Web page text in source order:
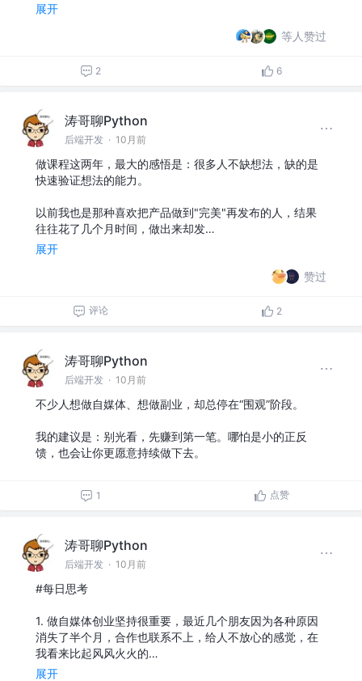
展开
等人赞过
2 6
涛哥聊Python
后端开发 · 10月前
做课程这两年，最大的感悟是：很多人不缺想法，缺的是
快速验证想法的能力。
以前我也是那种喜欢把产品做到"完美"再发布的人，结果
往往花了几个月时间，做出来却发…
展开
赞过
评论 2
涛哥聊Python
后端开发 · 10月前
不少人想做自媒体、想做副业，却总停在“围观”阶段。
我的建议是：别光看，先赚到第一笔。哪怕是小的正反
馈，也会让你更愿意持续做下去。
1 点赞
涛哥聊Python
后端开发 · 10月前
#每日思考
1. 做自媒体创业坚持很重要，最近几个朋友因为各种原因
消失了半个月，合作也联系不上，给人不放心的感觉，在
我看来比起风风火火的…
展开